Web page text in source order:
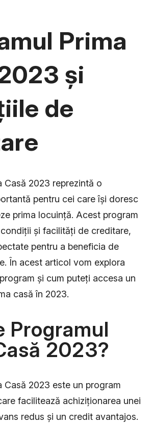
Prima
și
de
Casă 2023 reprezintă o
pentru cei care își doresc
prima locuință. Acest program
și facilități de creditare,
pentru a beneficia de
În acest articol vom explora
și cum puteți accesa un
casă în 2023.
Programul
2023?
Casă 2023 este un program
facilitează achiziționarea unei
redus și un credit avantajos.